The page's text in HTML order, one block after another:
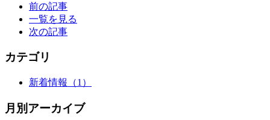
前の記事
一覧を見る
次の記事
カテゴリ
新着情報 （1）
月別アーカイブ